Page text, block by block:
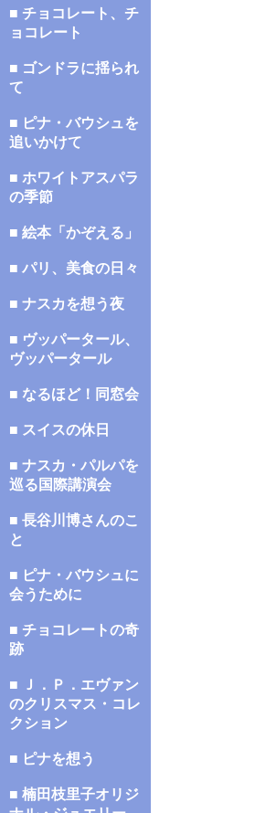
■ チョコレート、チ
ョコレート
■ ゴンドラに揺られ
て
■ ピナ・バウシュを
追いかけて
■ ホワイトアスパラ
の季節
■ 絵本「かぞえる」
■ パリ、美食の日々
■ ナスカを想う夜
■ ヴッパータール、
ヴッパータール
■ なるほど！同窓会
■ スイスの休日
■ ナスカ・パルパを
巡る国際講演会
■ 長谷川博さんのこ
と
■ ピナ・バウシュに
会うために
■ チョコレートの奇
跡
■ Ｊ．Ｐ．エヴァン
のクリスマス・コレ
クション
■ ピナを想う
■ 楠田枝里子オリジ